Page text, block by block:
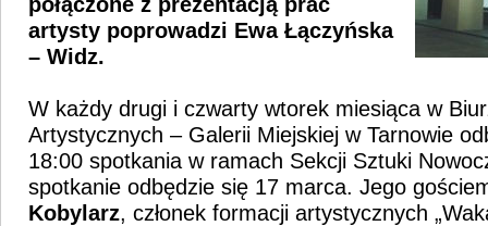
artysty poprowadzi Ewa Łączyńska
– Widz.
W każdy drugi i czwarty wtorek miesiąca w
Artystycznych – Galerii Miejskiej w Tarnowie
18:00 spotkania w ramach Sekcji Sztuki
spotkanie odbędzie się 17 marca. Jego
Kobylarz, członek formacji artystycznych